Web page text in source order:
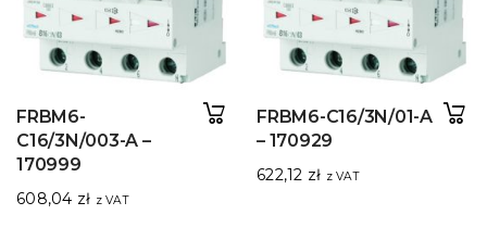
FRBM6-
C16/3N/003-A –
170999
608,04 zł z VAT
FRBM6-C16/3N/01-A
– 170929
622,12 zł z VAT